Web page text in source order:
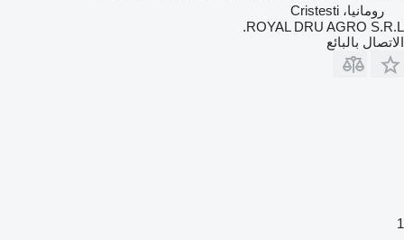
رومانيا، Cristesti
ROYAL DRU AGRO S.R.L.
الاتصال بالبائع
1